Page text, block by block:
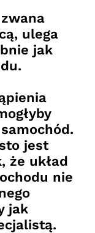
ulega
jak
jest
że układ
nie
jak